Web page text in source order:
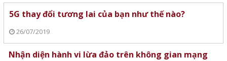
5G thay đổi tương lai của bạn như thế nào?
26/07/2019
Nhận diện hành vi lừa đảo trên không gian mạng